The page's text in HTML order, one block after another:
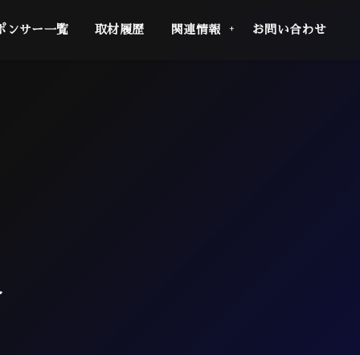
ンサー一覧 取材履歴 関連情報 お問い合わせ